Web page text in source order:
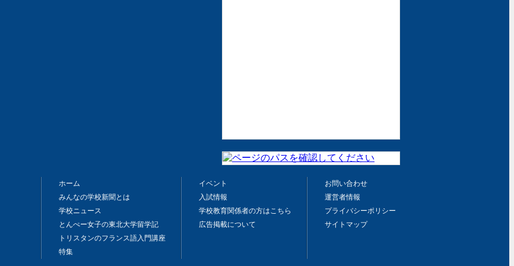
ホーム
みんなの学校新聞とは
学校ニュース
とんぺー女子の東北大学留学記
トリスタンのフランス語入門講座
特集
イベント
入試情報
学校教育関係者の方はこちら
広告掲載について
お問い合わせ
運営者情報
プライバシーポリシー
サイトマップ